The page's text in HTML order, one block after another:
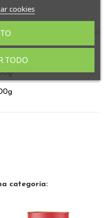
categoría:
cookies
TODO